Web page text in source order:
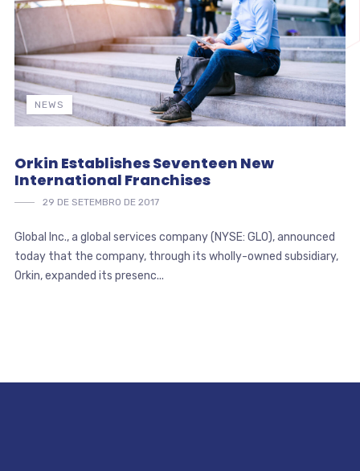
NEWS
Orkin Establishes Seventeen New
International Franchises
29 DE SETEMBRO DE 2017
Global Inc., a global services company (NYSE: GLO), announced
today that the company, through its wholly-owned subsidiary,
Orkin, expanded its presenc...